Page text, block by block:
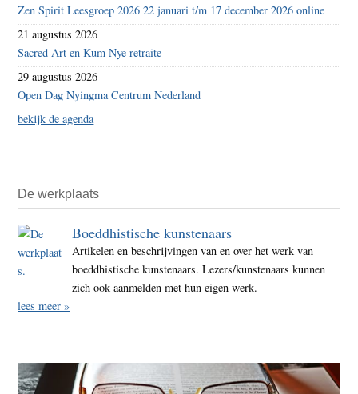
Zen Spirit Leesgroep 2026 22 januari t/m 17 december 2026 online
21 augustus 2026
Sacred Art en Kum Nye retraite
29 augustus 2026
Open Dag Nyingma Centrum Nederland
bekijk de agenda
De werkplaats
Boeddhistische kunstenaars
Artikelen en beschrijvingen van en over het werk van
boeddhistische kunstenaars. Lezers/kunstenaars kunnen
zich ook aanmelden met hun eigen werk.
lees meer »